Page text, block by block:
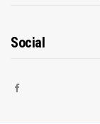
Social